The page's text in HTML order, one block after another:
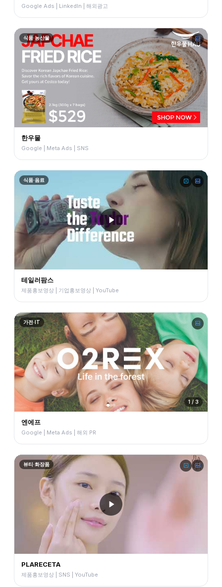
Google Ads | LinkedIn | 해외광고
식품·농산물
한우물
Google | Meta Ads | SNS
식품·음료
테일러팜스
제품홍보영상 | 기업홍보영상 | YouTube
가전·IT
1 / 3
엔에프
Google | Meta Ads | 해외 PR
뷰티·화장품
PLARECETA
제품홍보영상 | SNS | YouTube